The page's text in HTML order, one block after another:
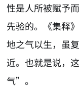
性是人所被赋予
先验的。《集释
地之气以生，虽
近。也就是说，
气”。